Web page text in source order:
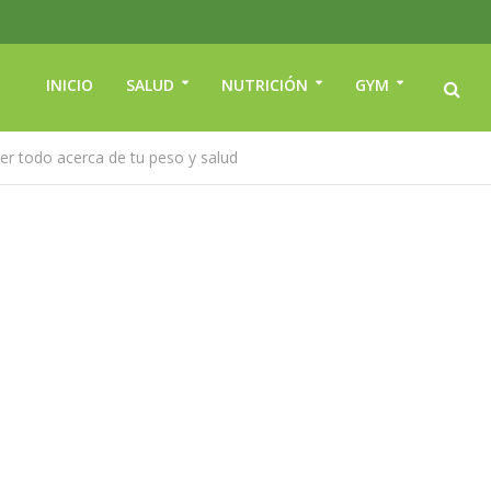
INICIO SALUD NUTRICIÓN GYM
todo acerca de tu peso y salud